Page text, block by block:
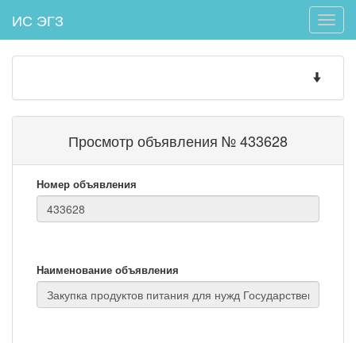
Toggle
ИС ЭГЗ
Toggle
Просмотр объявления № 433628
Номер объявления
Наименование объявления